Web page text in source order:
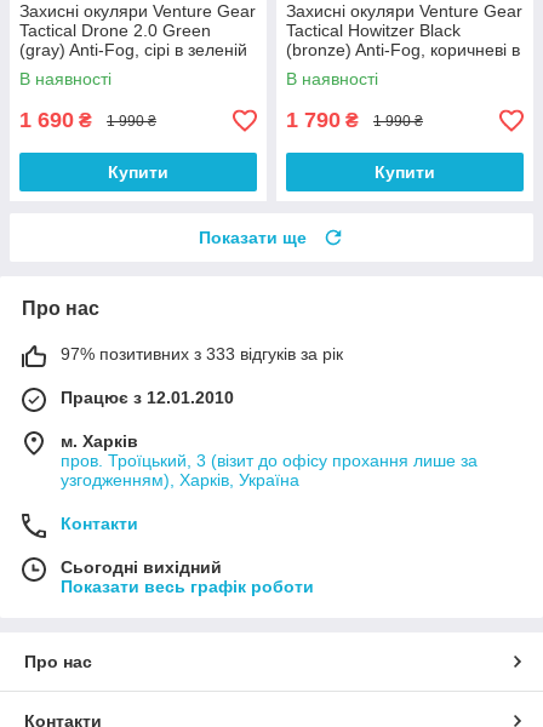
Захисні окуляри Venture Gear
Tactical Drone 2.0 Green
(gray) Anti-Fog, сірі в зеленій
оправі
В наявності
1 690 ₴ 1 990 ₴
Купити
Захисні окуляри Venture Gear
Tactical Howitzer Black
(bronze) Anti-Fog, коричневі в
чорній оправі
В наявності
1 790 ₴ 1 990 ₴
Купити
Показати ще
Про нас
97% позитивних з 333 відгуків за рік
Працює з 12.01.2010
м. Харків
пров. Троїцький, 3 (візит до офісу прохання лише за
узгодженням), Харків, Україна
Контакти
Сьогодні вихідний
Показати весь графік роботи
Про нас
Контакти